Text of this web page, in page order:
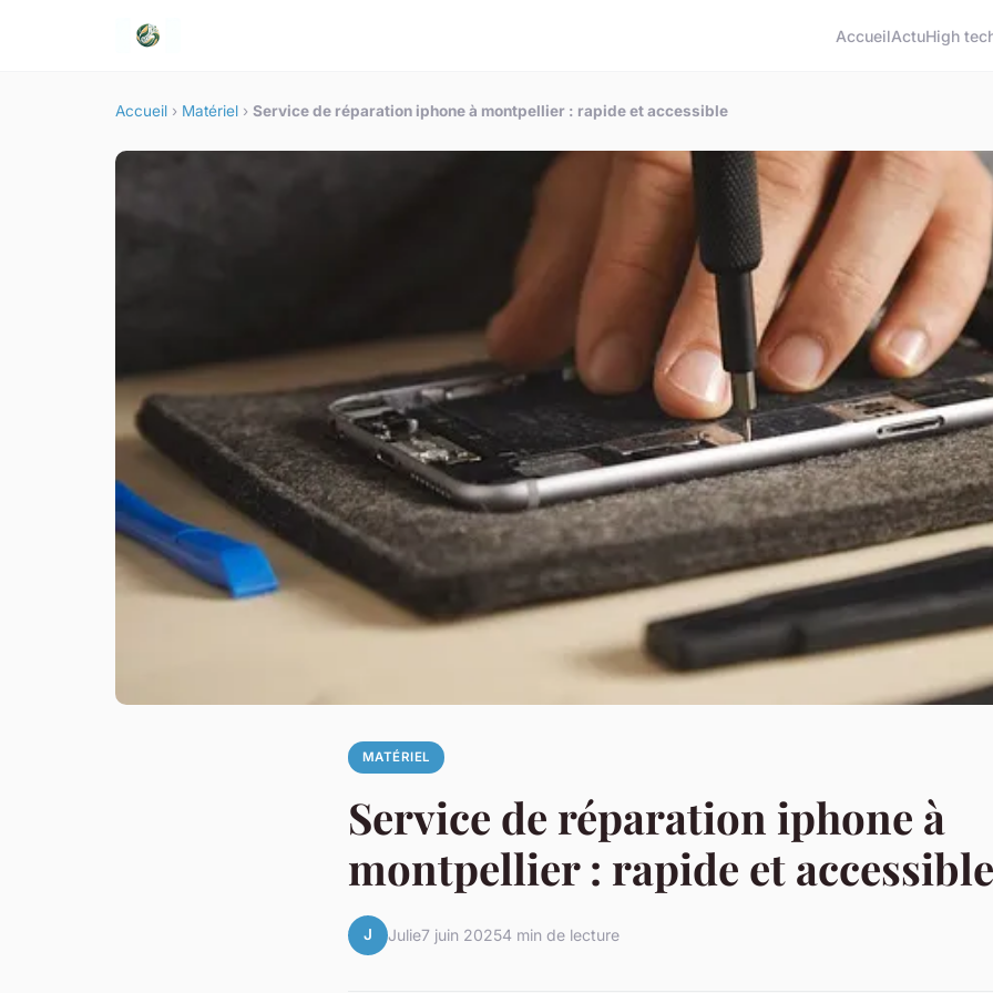
AccueilActuHigh
Accueil › Matériel › Service de réparation iphone à montpellier : rapide et accessible
MATÉRIEL
Service de réparation iphone à
montpellier : rapide et accessible
J Julie7 juin 20254 min de lecture